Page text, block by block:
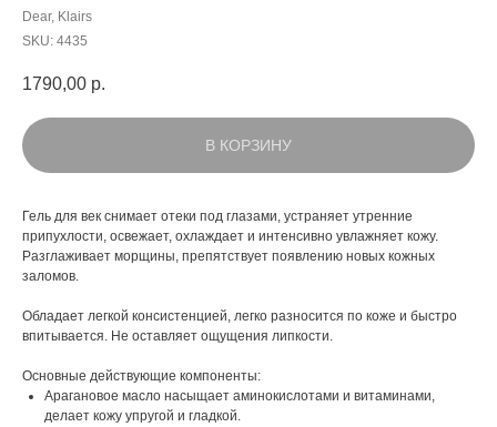
Dear, Klairs
SKU: 4435
1790,00 р.
В КОРЗИНУ
Гель для век снимает отеки под глазами, устраняет утренние
припухлости, освежает, охлаждает и интенсивно увлажняет кожу.
Разглаживает морщины, препятствует появлению новых кожных
заломов.
Обладает легкой консистенцией, легко разносится по коже и быстро
впитывается. Не оставляет ощущения липкости.
Основные действующие компоненты:
Арагановое масло насыщает аминокислотами и витаминами,
делает кожу упругой и гладкой.